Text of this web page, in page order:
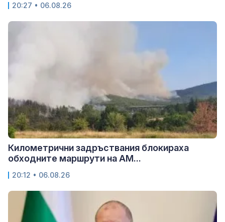
20:27 • 06.08.26
Километрични задръствания блокираха
обходните маршрути на АМ...
20:12 • 06.08.26